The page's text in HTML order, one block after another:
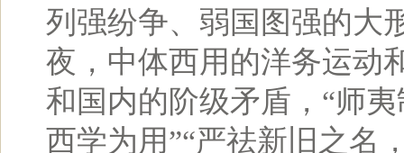
列强纷争、弱国图强的大
夜，中体西用的洋务运动
和国内的阶级矛盾，“师
西学为用”“严祛新旧之名